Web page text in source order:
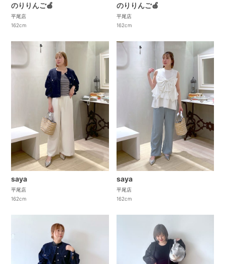
のりりんご🍎
平尾店
162cm
のりりんご🍎
平尾店
162cm
saya
平尾店
162cm
saya
平尾店
162cm